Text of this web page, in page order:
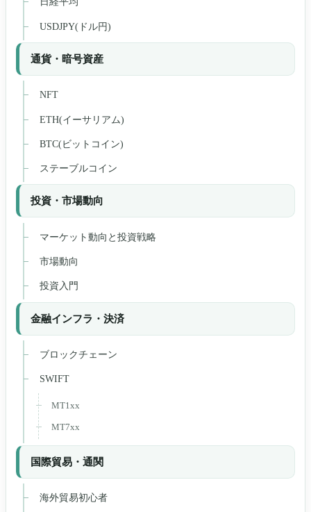
USDJPY(ドル円)
通貨・暗号資産
NFT
ETH(イーサリアム)
BTC(ビットコイン)
ステーブルコイン
投資・市場動向
マーケット動向と投資戦略
市場動向
投資入門
金融インフラ・決済
ブロックチェーン
SWIFT
MT1xx
MT7xx
国際貿易・通関
海外貿易初心者